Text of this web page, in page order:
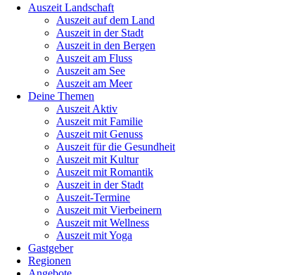
Auszeit Landschaft
Auszeit auf dem Land
Auszeit in der Stadt
Auszeit in den Bergen
Auszeit am Fluss
Auszeit am See
Auszeit am Meer
Deine Themen
Auszeit Aktiv
Auszeit mit Familie
Auszeit mit Genuss
Auszeit für die Gesundheit
Auszeit mit Kultur
Auszeit mit Romantik
Auszeit in der Stadt
Auszeit-Termine
Auszeit mit Vierbeinern
Auszeit mit Wellness
Auszeit mit Yoga
Gastgeber
Regionen